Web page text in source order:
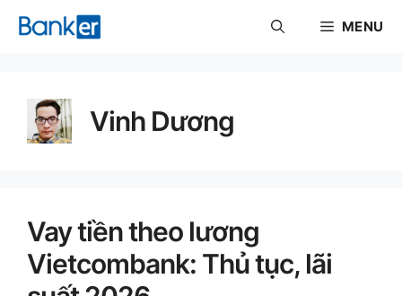
MENU
Vinh Dương
Vay tiền theo lương
Vietcombank: Thủ tục, lãi